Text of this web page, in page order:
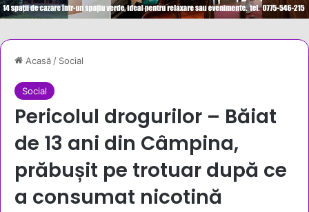
Acasă/ Social
Social
Pericolul drogurilor – Băiat
de 13 ani din Câmpina,
prăbușit pe trotuar după ce
a consumat nicotină